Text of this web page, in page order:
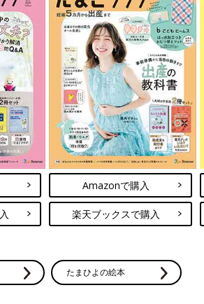
「miffy.rs927」
らのスウェットを3枚購入。一枚だけロゴ
になると思いゲットしてみたんだとか。
楽しむようですよ。シンプルなので、着回
babyの注目アイテム4選！値下げ品
激かわ
Amazonで購入
楽天ブックスで購入
たまひよの絵本